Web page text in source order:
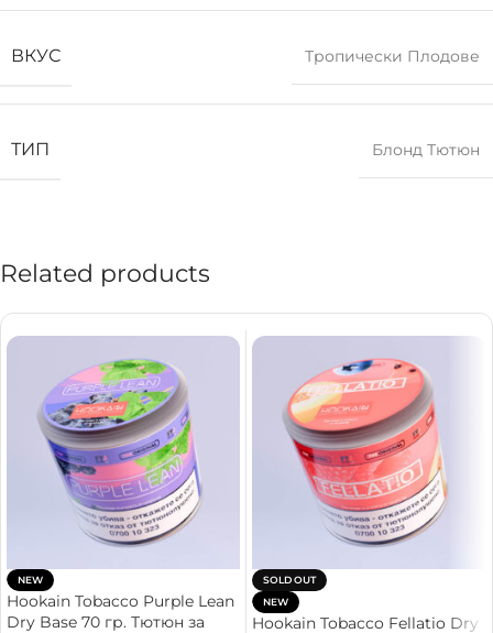
ВКУС Тропически Плодове
ТИП Блонд Тютюн
Related products
NEW
Hookain Tobacco Purple Lean
Dry Base 70 гр. Тютюн за
SOLD OUT
NEW
Hookain Tobacco Fellatio Dry